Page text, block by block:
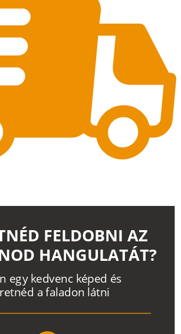
n egy kedvenc képed és
retnéd a faladon látni
FELDOBNI AZ
HANGULATÁT?